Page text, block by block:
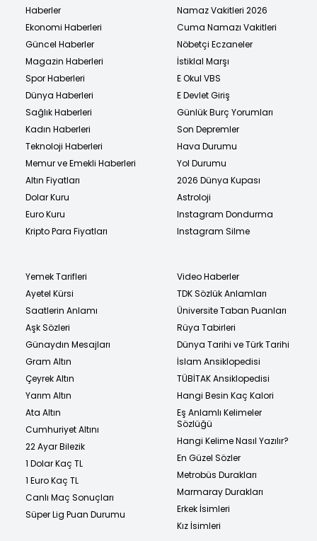
Haberler
Ekonomi Haberleri
Güncel Haberler
Magazin Haberleri
Spor Haberleri
Dünya Haberleri
Sağlık Haberleri
Kadın Haberleri
Teknoloji Haberleri
Memur ve Emekli Haberleri
Altın Fiyatları
Dolar Kuru
Euro Kuru
Kripto Para Fiyatları
Namaz Vakitleri 2026
Cuma Namazı Vakitleri
Nöbetçi Eczaneler
İstiklal Marşı
E Okul VBS
E Devlet Giriş
Günlük Burç Yorumları
Son Depremler
Hava Durumu
Yol Durumu
2026 Dünya Kupası
Astroloji
Instagram Dondurma
Instagram Silme
Yemek Tarifleri
Ayetel Kürsi
Saatlerin Anlamı
Aşk Sözleri
Günaydın Mesajları
Gram Altın
Çeyrek Altın
Yarım Altın
Ata Altın
Cumhuriyet Altını
22 Ayar Bilezik
1 Dolar Kaç TL
1 Euro Kaç TL
Canlı Maç Sonuçları
Süper Lig Puan Durumu
Video Haberler
TDK Sözlük Anlamları
Üniversite Taban Puanları
Rüya Tabirleri
Dünya Tarihi ve Türk Tarihi
İslam Ansiklopedisi
TÜBİTAK Ansiklopedisi
Hangi Besin Kaç Kalori
Eş Anlamlı Kelimeler
Sözlüğü
Hangi Kelime Nasıl Yazılır?
En Güzel Sözler
Metrobüs Durakları
Marmaray Durakları
Erkek İsimleri
Kız İsimleri